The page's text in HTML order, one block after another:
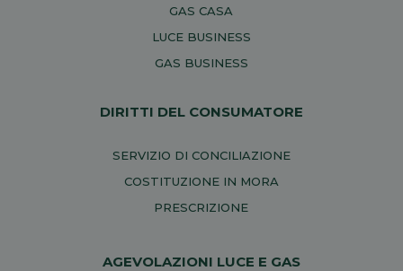
GAS CASA
LUCE BUSINESS
GAS BUSINESS
DIRITTI DEL CONSUMATORE
SERVIZIO DI CONCILIAZIONE
COSTITUZIONE IN MORA
PRESCRIZIONE
AGEVOLAZIONI LUCE E GAS